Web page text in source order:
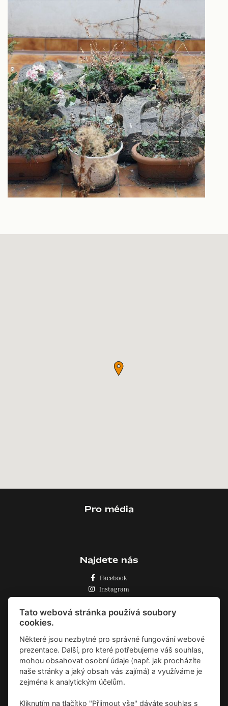
Pro média
Najdete nás
Facebook
Instagram
Zásady o používání cookies
Tato webová stránka používá soubory
cookies.
Některé jsou nezbytné pro správné fungování webové
prezentace. Další, pro které potřebujeme váš souhlas,
mohou obsahovat osobní údaje (např. jak procházíte
naše stránky a jaký obsah vás zajímá) a využíváme je
zejména k analytickým účelům.
Kliknutím na tlačítko "Přijmout vše" dáváte souhlas s